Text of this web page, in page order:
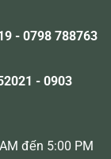
- 0798 788763
- 0903
đến 5:00 PM